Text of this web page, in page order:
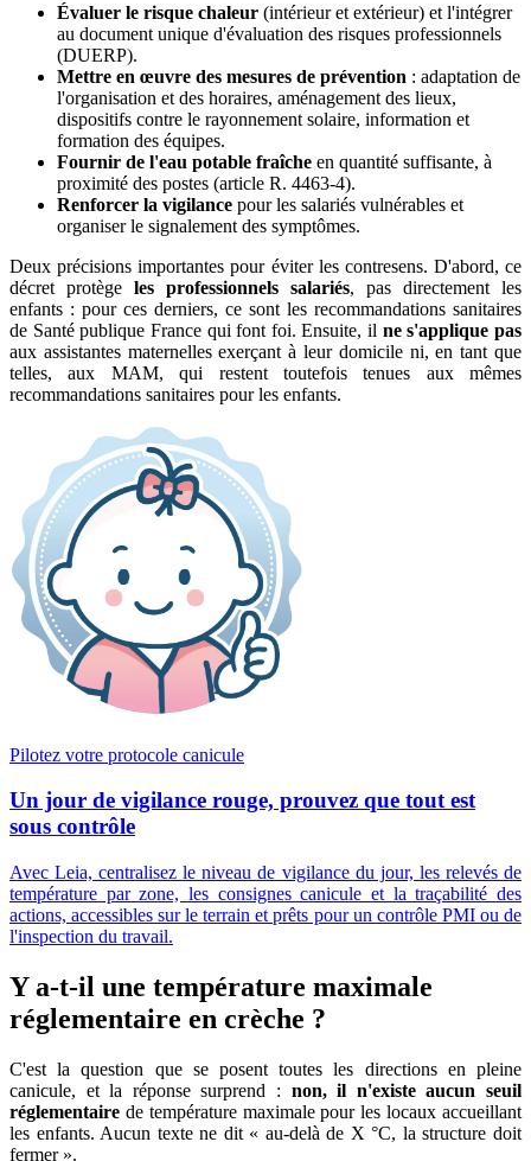
Évaluer le risque chaleur (intérieur et extérieur) et l'intégrer
au document unique d'évaluation des risques professionnels
(DUERP).
Mettre en œuvre des mesures de prévention : adaptation de
l'organisation et des horaires, aménagement des lieux,
dispositifs contre le rayonnement solaire, information et
formation des équipes.
Fournir de l'eau potable fraîche en quantité suffisante, à
proximité des postes (article R. 4463-4).
Renforcer la vigilance pour les salariés vulnérables et
organiser le signalement des symptômes.
Deux précisions importantes pour éviter les contresens. D'abord, ce
décret protège les professionnels salariés, pas directement les
enfants : pour ces derniers, ce sont les recommandations sanitaires
de Santé publique France qui font foi. Ensuite, il ne s'applique pas
aux assistantes maternelles exerçant à leur domicile ni, en tant que
telles, aux MAM, qui restent toutefois tenues aux mêmes
recommandations sanitaires pour les enfants.
Pilotez votre protocole canicule
Un jour de vigilance rouge, prouvez que tout est
sous contrôle
Avec Leia, centralisez le niveau de vigilance du jour, les relevés de
température par zone, les consignes canicule et la traçabilité des
actions, accessibles sur le terrain et prêts pour un contrôle PMI ou de
l'inspection du travail.
Y a-t-il une température maximale
réglementaire en crèche ?
C'est la question que se posent toutes les directions en pleine
canicule, et la réponse surprend : non, il n'existe aucun seuil
réglementaire de température maximale pour les locaux accueillant
les enfants. Aucun texte ne dit « au-delà de X °C, la structure doit
fermer ».